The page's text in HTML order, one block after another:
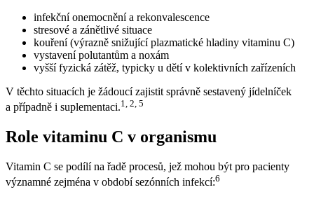
infekční onemocnění a rekonvalescence
stresové a zánětlivé situace
kouření (výrazně snižující plazmatické hladiny vitaminu C)
vystavení polutantům a noxám
vyšší fyzická zátěž, typicky u dětí v kolektivních zařízeních
V těchto situacích je žádoucí zajistit správně sestavený jídelníček
a případně i suplementaci.1, 2, 5
Role vitaminu C v organismu
Vitamin C se podílí na řadě procesů, jež mohou být pro pacienty
významné zejména v období sezónních infekcí:6